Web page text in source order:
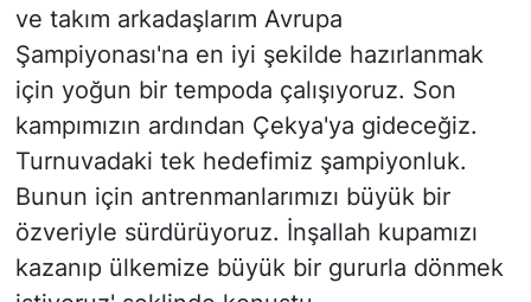
ve takım arkadaşlarım Avrupa
Şampiyonası'na en iyi şekilde hazırlanmak
için yoğun bir tempoda çalışıyoruz. Son
kampımızın ardından Çekya'ya gideceğiz.
Turnuvadaki tek hedefimiz şampiyonluk.
Bunun için antrenmanlarımızı büyük bir
özveriyle sürdürüyoruz. İnşallah kupamızı
kazanıp ülkemize büyük bir gururla dönmek